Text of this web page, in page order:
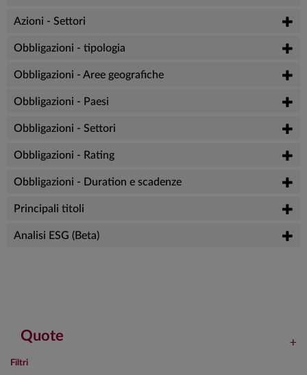
Azioni - Settori
Obbligazioni - tipologia
Obbligazioni - Aree geografiche
Obbligazioni - Paesi
Obbligazioni - Settori
Obbligazioni - Rating
Obbligazioni - Duration e scadenze
Principali titoli
Analisi ESG (Beta)
Quote
Filtri